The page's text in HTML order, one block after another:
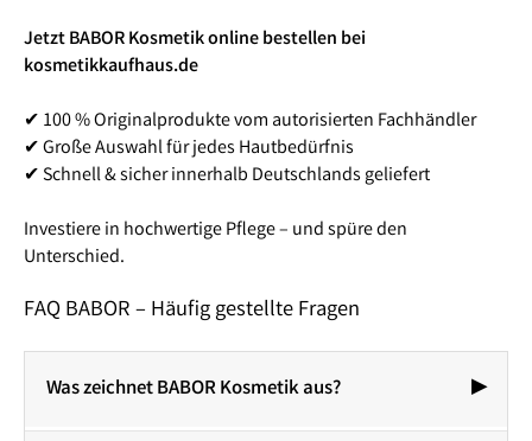
Jetzt BABOR Kosmetik online bestellen bei
kosmetikkaufhaus.de
✔ 100 % Originalprodukte vom autorisierten Fachhändler
✔ Große Auswahl für jedes Hautbedürfnis
✔ Schnell & sicher innerhalb Deutschlands geliefert
Investiere in hochwertige Pflege – und spüre den
Unterschied.
FAQ BABOR – Häufig gestellte Fragen
Was zeichnet BABOR Kosmetik aus?